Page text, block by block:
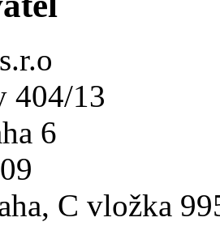
404/13
6
C vložka